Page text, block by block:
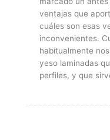
ventajas que
cuáles son esas
inconvenientes.
habitualmente
yeso laminadas
perfiles, y que